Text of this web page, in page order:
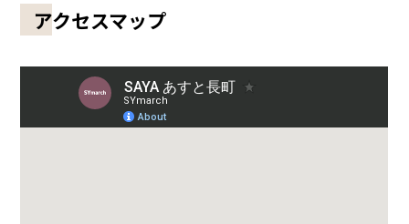
アクセスマップ